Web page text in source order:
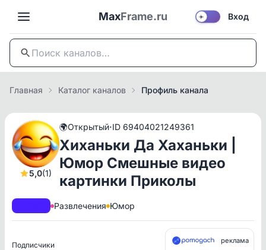
MaxFrame.ru ☀️ Вход
Главная Каталог каналов Профиль канала
5,0(1)
🌍Открытый·ID 69404021249361
Хиханьки Да Хаханьки |
Юмор Смешные видео
картинки Приколы
Развлечения Юмор
Подписчики реклама